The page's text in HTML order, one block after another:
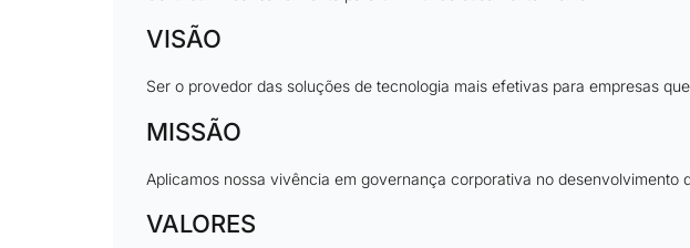
VISÃO
Ser o provedor das soluções de tecnologia mais efetivas para empresas
MISSÃO
Aplicamos nossa vivência em governança corporativa no
VALORES